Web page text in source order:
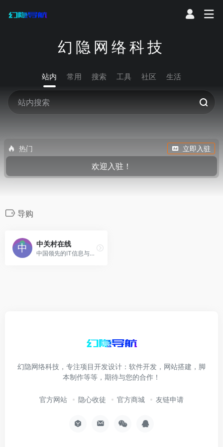
幻隐网络科技
站内 常用 搜索 工具 社区 生活
热门 立即入驻
欢迎入驻！
导购
中关村在线
中国领先的IT信息与商务门户, 包括新闻, 商城, 硬件, 下载, 游戏, 手机, 评测等40个大型频道，每天发布大量各类产品促销信息及文章专题，是IT行业的厂
幻隐网络科技，专注项目开发设计：软件开发，网站搭建，脚
本制作等等，期待与您的合作！
官方网站 隐心收徒 官方商城 友链申请